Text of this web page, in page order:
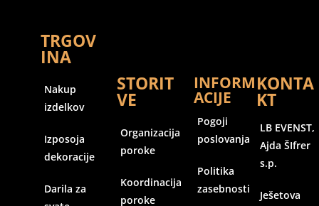
TRGOV
INA
Nakup
izdelkov
Izposoja
dekoracije
Darila za
STORIT
VE
Organizacija
poroke
Koordinacija
poroke
INFORM
ACIJE
Pogoji
poslovanja
Politika
zasebnosti
KONTA
KT
LB EVENST,
Ajda ŠIfrer
s.p.
Ješetova